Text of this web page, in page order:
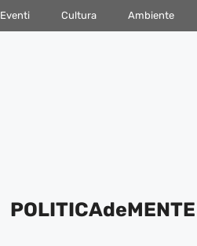
Eventi Cultura Ambiente